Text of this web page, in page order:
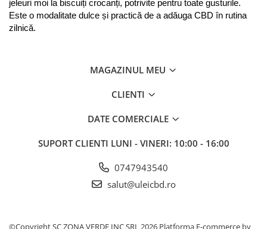
jeleuri moi la biscuiți crocanți, potrivite pentru toate gusturile.
Este o modalitate dulce și practică de a adăuga CBD în rutina
zilnică.
MAGAZINUL MEU
CLIENTI
DATE COMERCIALE
SUPORT CLIENTI LUNI - VINERI: 10:00 - 16:00
0747943540
salut@uleicbd.ro